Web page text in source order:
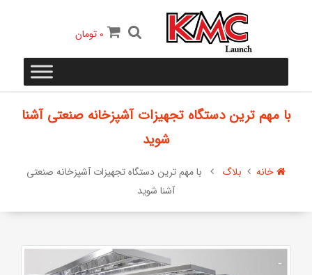
0 تومان
با مهم ترین دستگاه تجهیزات آشپزخانه صنعتی آشنا
شوید
خانه بلاگ
با مهم ترین دستگاه تجهیزات آشپزخانه صنعتی
آشنا شوید